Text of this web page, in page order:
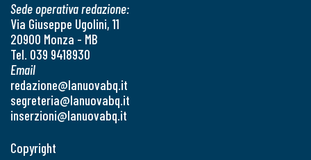
Sede operativa redazione:
Via Giuseppe Ugolini, 11
20900 Monza - MB
Tel. 039 9418930
Email
redazione@lanuovabq.it
segreteria@lanuovabq.it
inserzioni@lanuovabq.it
Copyright